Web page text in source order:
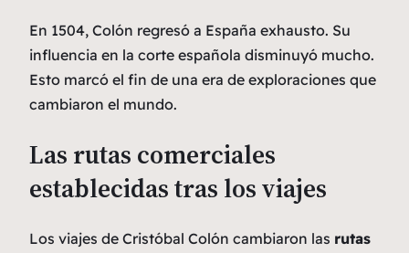
En 1504, Colón regresó a España exhausto. Su
influencia en la corte española disminuyó mucho.
Esto marcó el fin de una era de exploraciones que
cambiaron el mundo.
Las rutas comerciales
establecidas tras los viajes
Los viajes de Cristóbal Colón cambiaron las rutas